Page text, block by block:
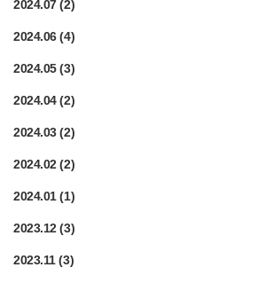
2024.07(2)
2024.06(4)
2024.05(3)
2024.04(2)
2024.03(2)
2024.02(2)
2024.01(1)
2023.12(3)
2023.11(3)